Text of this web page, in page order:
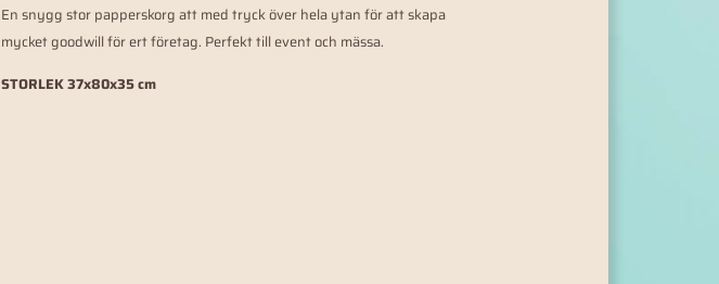
En snygg stor papperskorg att med tryck över hela ytan för att skapa
mycket goodwill för ert företag. Perfekt till event och mässa.
STORLEK 37x80x35 cm